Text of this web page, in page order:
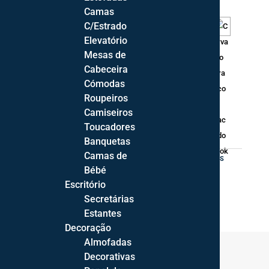
ADICIONAR
1318,00€Price
range:
157,00 €
CATEGORIA:SALAS DE JANTAR COMPLETAS
Camas
C/Estrado
Elevatório
Mesas de
Cabeceira
Cómodas
Roupeiros
Camiseiros
Toucadores
Banquetas
Camas de
Bébé
Escritório
Secretárias
Estantes
Decoração
Almofadas
Decorativas